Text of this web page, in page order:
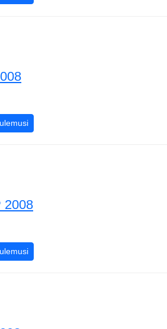
2008 Ungari GP 2008
2008
2008Euroopa GP 2008